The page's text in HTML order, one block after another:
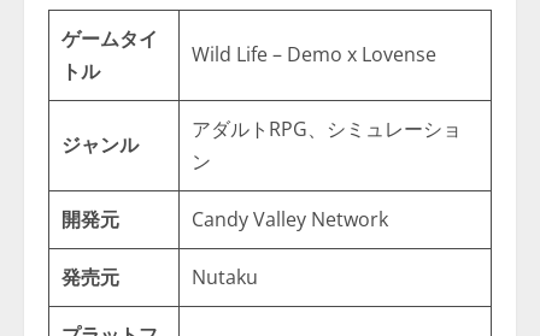
ゲームタイ
トル
Wild Life – Demo x Lovense
ジャンル
アダルトRPG、シミュレーショ
ン
開発元 Candy Valley Network
発売元 Nutaku